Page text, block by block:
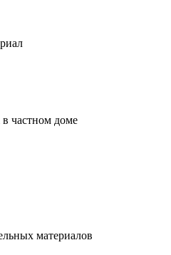
частном доме
материалов